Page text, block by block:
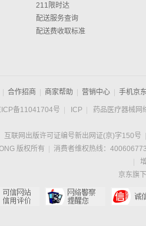
211限时达
配送服务查询
配送费收取标准
合作招商 商家帮助 营销中心 手机京
ICP备11041704号 ICP 药品医疗器械网
互联网出版许可证编号新出网证(京)字150号
版权所有
消费者维权热线：
京东旗